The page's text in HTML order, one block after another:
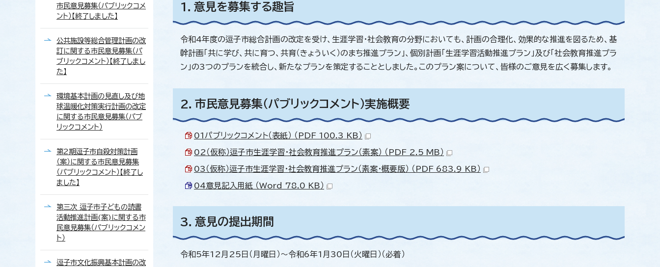
1．意見を募集する趣旨
令和4年度の逗子市総合計画の改定を受け、生涯学習・社会教育の分野においても、計画の合理化、効果的な推進を図るため、基
幹計画「共に学び、共に育つ、共育（きょういく）のまち推進プラン」、個別計画「生涯学習活動推進プラン」及び「社会教育推進プラ
ン」の3つのプランを統合し、新たなプランを策定することとしました。このプラン案について、皆様のご意見を広く募集します。
2．市民意見募集（パブリックコメント）実施概要
01パブリックコメント（表紙） （PDF 100.3 KB）
02（仮称）逗子市生涯学習・社会教育推進プラン（素案） （PDF 2.5 MB）
03（仮称）逗子市生涯学習・社会教育推進プラン（素案・概要版） （PDF 683.9 KB）
04意見記入用紙 （Word 78.0 KB）
3．意見の提出期間
令和5年12月25日（月曜日）～令和6年1月30日（火曜日）（必着）
市民意見募集（パブリックコメ
ント）【終了しました】
公共施設等総合管理計画の改
訂に関する市民意見募集（パ
ブリックコメント）【終了しまし
た】
環境基本計画の見直し及び地
球温暖化対策実行計画の改定
に関する市民意見募集（パブ
リックコメント）
第2期逗子市自殺対策計画
（案）に関する市民意見募集
（パブリックコメント）【終了し
ました】
第三次 逗子市子どもの読書
活動推進計画(案)に関する市
民意見募集（パブリックコメン
ト）
逗子市文化振興基本計画の改